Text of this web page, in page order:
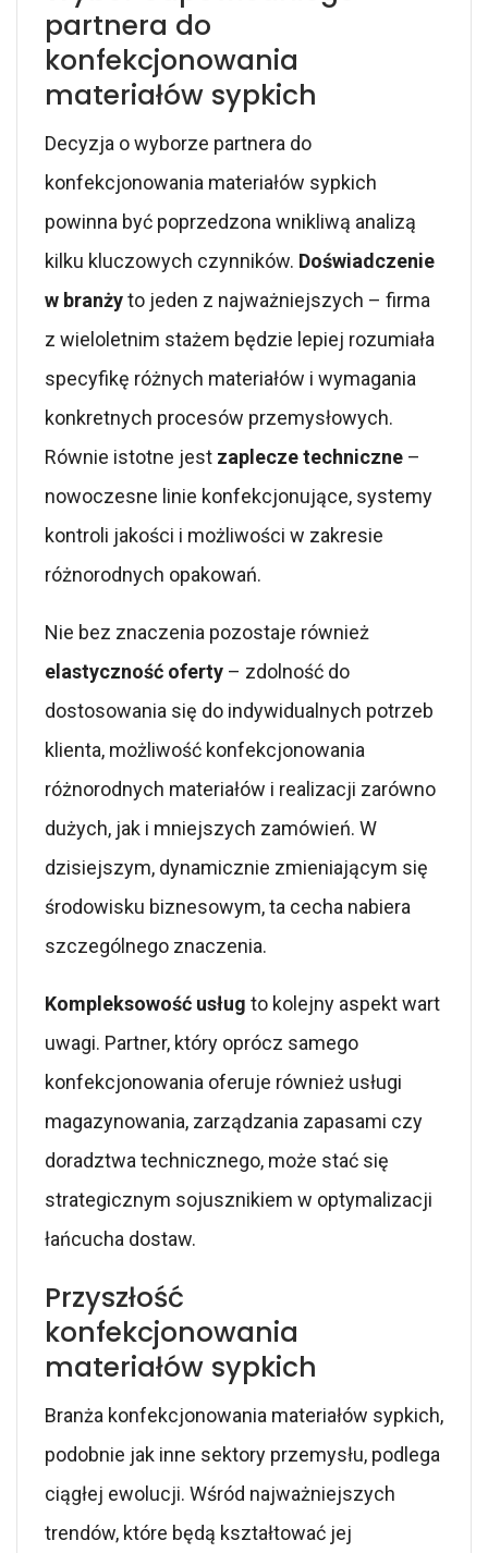
partnera do
konfekcjonowania
materiałów sypkich
Decyzja o wyborze partnera do
konfekcjonowania materiałów sypkich
powinna być poprzedzona wnikliwą analizą
kilku kluczowych czynników. Doświadczenie
w branżyto jeden z najważniejszych – firma
z wieloletnim stażem będzie lepiej rozumiała
specyfikę różnych materiałów i wymagania
konkretnych procesów przemysłowych.
Równie istotne jest zaplecze techniczne –
nowoczesne linie konfekcjonujące, systemy
kontroli jakości i możliwości w zakresie
różnorodnych opakowań.
Nie bez znaczenia pozostaje również
elastyczność oferty – zdolność do
dostosowania się do indywidualnych potrzeb
klienta, możliwość konfekcjonowania
różnorodnych materiałów i realizacji zarówno
dużych, jak i mniejszych zamówień. W
dzisiejszym, dynamicznie zmieniającym się
środowisku biznesowym, ta cecha nabiera
szczególnego znaczenia.
Kompleksowość usług to kolejny aspekt wart
uwagi. Partner, który oprócz samego
konfekcjonowania oferuje również usługi
magazynowania, zarządzania zapasami czy
doradztwa technicznego, może stać się
strategicznym sojusznikiem w optymalizacji
łańcucha dostaw.
Przyszłość
konfekcjonowania
materiałów sypkich
Branża konfekcjonowania materiałów sypkich,
podobnie jak inne sektory przemysłu, podlega
ciągłej ewolucji. Wśród najważniejszych
trendów, które będą kształtować jej